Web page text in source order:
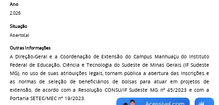
Ano
2.026
Situação
Aberto(a)
Outras Informações
A Direção-Geral e a Coordenação de Extensão do Campus Manhuaçu do Instituto
Federal de Educação, Ciência e Tecnologia do Sudeste de Minas Gerais (IF Sudeste
MG), no uso de suas atribuições legais, tornam pública a abertura das inscrições e
as normas de seleção de beneficiários de bolsas para atuar em projetos de
extensão, de acordo com a Resolução CONSU/IF Sudeste MG nº 45/2023 e com a
Portaria SETEC/MEC nº 19/2023.